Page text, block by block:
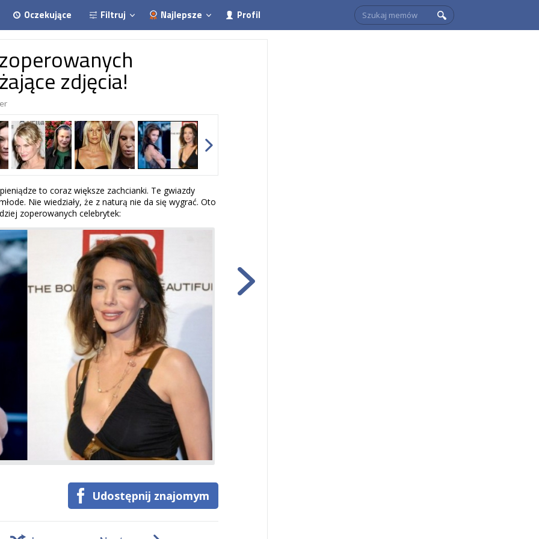
Oczekujące Filtruj Najlepsze Profil
zdjęcia!
to coraz większe zachcianki. Te gwiazdy
Nie wiedziały, że z naturą nie da się wygrać. Oto
zoperowanych celebrytek:
Udostępnij znajomym